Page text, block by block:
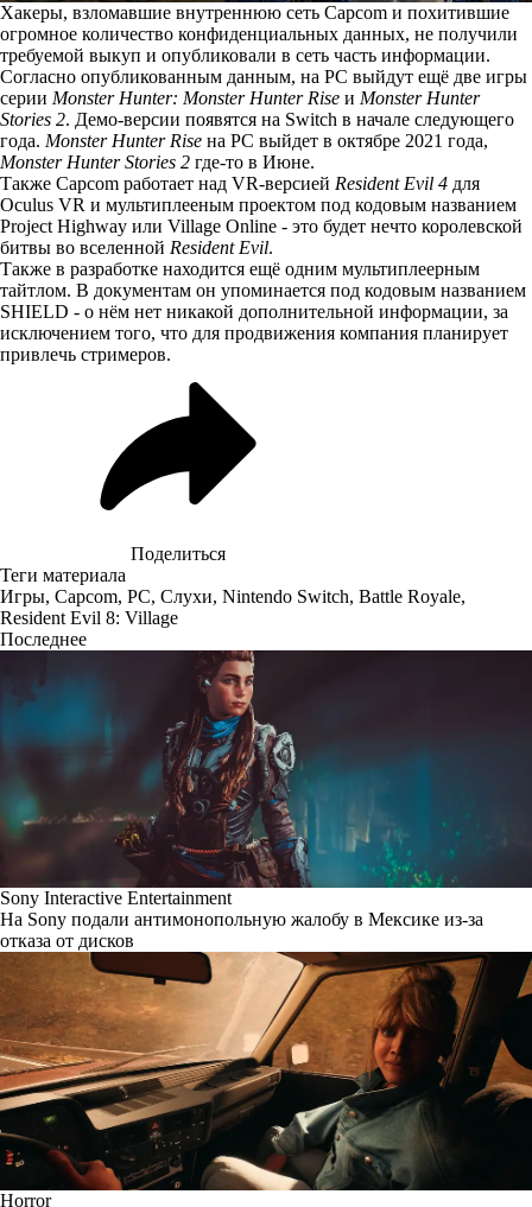
Хакеры, взломавшие внутреннюю сеть Capcom и похитившие
огромное количество конфиденциальных данных, не получили
требуемой выкуп и опубликовали в сеть часть информации.
Согласно опубликованным данным, на PC выйдут ещё две игры
серии Monster Hunter: Monster Hunter Rise и Monster Hunter
Stories 2. Демо-версии появятся на Switch в начале следующего
года. Monster Hunter Rise на PC выйдет в октябре 2021 года,
Monster Hunter Stories 2 где-то в Июне.
Также Capcom работает над VR-версией Resident Evil 4 для
Oculus VR и мультиплееным проектом под кодовым названием
Project Highway или Village Online - это будет нечто королевской
битвы во вселенной Resident Evil.
Также в разработке находится ещё одним мультиплеерным
тайтлом. В документам он упоминается под кодовым названием
SHIELD - о нём нет никакой дополнительной информации, за
исключением того, что для продвижения компания планирует
привлечь стримеров.
Поделиться
Теги материала
Игры, Capcom, PC, Слухи, Nintendo Switch, Battle Royale,
Resident Evil 8: Village
Последнее
Sony Interactive Entertainment
На Sony подали антимонопольную жалобу в Мексике из-за
отказа от дисков
Horror